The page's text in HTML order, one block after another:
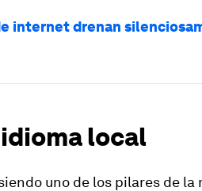
internet drenan
local
uno de los pilares de la